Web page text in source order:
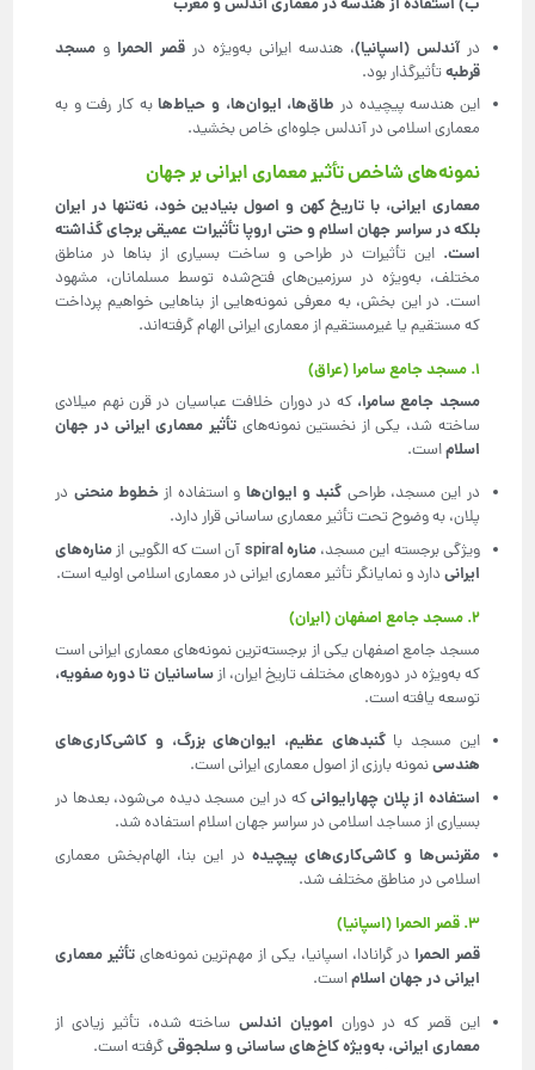
ب) استفاده از هندسه در معماری آندلس و مغرب
درآندلس (اسپانیا)، هندسه ایرانی به‌ویژه در قصر الحمرا و مسجد
قرطبهتأثیرگذار بود.
این هندسه پیچیده در طاق‌ها، ایوان‌ها، و حیاط‌هابه کار رفت و به
معماری اسلامی در آندلس جلوه‌ای خاص بخشید.
نمونه‌های شاخص تأثیر معماری ایرانی بر جهان
معماری ایرانی، با تاریخ کهن و اصول بنیادین خود، نه‌تنها در ایران
بلکه در سراسر جهان اسلام و حتی اروپا تأثیرات عمیقی برجای گذاشته
است. این تأثیرات در طراحی و ساخت بسیاری از بناها در مناطق
مختلف، به‌ویژه در سرزمین‌های فتح‌شده توسط مسلمانان، مشهود
است. در این بخش، به معرفی نمونه‌هایی از بناهایی خواهیم پرداخت
که مستقیم یا غیرمستقیم از معماری ایرانی الهام گرفته‌اند.
۱. مسجد جامع سامرا (عراق)
مسجد جامع سامرا، که در دوران خلافت عباسیان در قرن نهم میلادی
ساخته شد، یکی از نخستین نمونه‌هایتأثیر معماری ایرانی در جهان
اسلاماست.
در این مسجد، طراحی گنبد و ایوان‌ها و استفاده ازخطوط منحنی در
پلان، به وضوح تحت تأثیر معماری ساسانی قرار دارد.
ویژگی برجسته این مسجد،منارهspiral آن است که الگویی ازمناره‌های
ایرانی دارد و نمایانگر تأثیر معماری ایرانی در معماری اسلامی اولیه است.
۲. مسجد جامع اصفهان (ایران)
مسجد جامع اصفهان یکی از برجسته‌ترین نمونه‌های معماری ایرانی است
که به‌ویژه در دوره‌های مختلف تاریخ ایران، ازساسانیان تا دوره صفویه،
توسعه یافته است.
این مسجد باگنبدهای عظیم، ایوان‌های بزرگ، و کاشی‌کاری‌های
هندسینمونه بارزی از اصول معماری ایرانی است.
استفاده از پلان چهارایوانیکه در این مسجد دیده می‌شود، بعدها در
بسیاری از مساجد اسلامی در سراسر جهان اسلام استفاده شد.
مقرنس‌ها و کاشی‌کاری‌های پیچیده در این بنا، الهام‌بخش معماری
اسلامی در مناطق مختلف شد.
۳. قصر الحمرا (اسپانیا)
قصر الحمرا در گرانادا، اسپانیا، یکی از مهم‌ترین نمونه‌هایتأثیر معماری
ایرانی در جهان اسلاماست.
این قصر که در دوران امویان اندلسساخته شده، تأثیر زیادی از
معماری ایرانی، به‌ویژه کاخ‌های ساسانی و سلجوقیگرفته است.